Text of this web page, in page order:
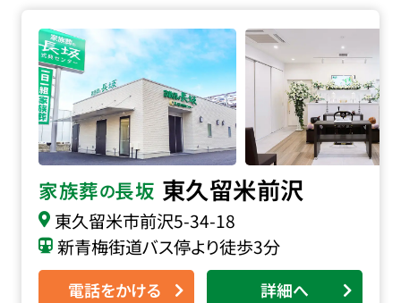
家族葬の長坂 東久留米前沢
東久留米市前沢5-34-18
新青梅街道バス停より徒歩3分
電話をかける 詳細へ
家族葬の長坂 東久留米前沢の詳細へ